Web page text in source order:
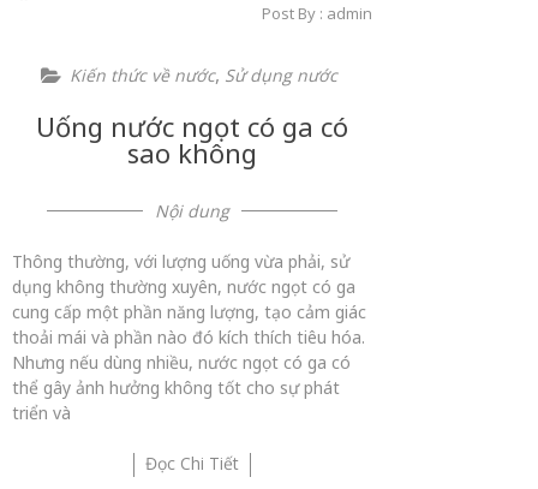
Post By : admin
Kiến thức về nước, Sử dụng nước
Uống nước ngọt có ga có
sao không
Nội dung
Thông thường, với lượng uống vừa phải, sử
dụng không thường xuyên, nước ngọt có ga
cung cấp một phần năng lượng, tạo cảm giác
thoải mái và phần nào đó kích thích tiêu hóa.
Nhưng nếu dùng nhiều, nước ngọt có ga có
thể gây ảnh hưởng không tốt cho sự phát
triển và
Đọc Chi Tiết